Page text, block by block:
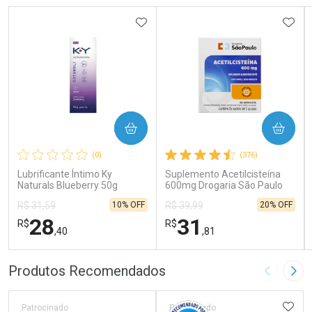
(0)
Lubrificante Íntimo Ky
Naturals Blueberry 50g
R$ 31,59
R$28,40
10% OFF
ADICIONAR AOS FAVORITOS
COMPRAR
FECHAR
FECHAR
Por Menos
(376)
Suplemento Acetilcisteína
600mg Drogaria São Paulo
R$ 39,99
R$31 ,81
20% OFF
COMPRAR
Por Menos
Produtos Recomendados Imagem
Patrocinado Patrocinado